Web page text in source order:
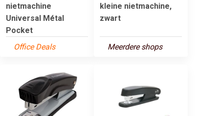
nietmachine
Universal Métal
Pocket
Office Deals
kleine nietmachine,
zwart
Meerdere shops